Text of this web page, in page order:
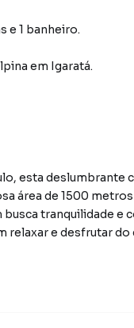
e 1 banheiro.
em Igaratá.
esta deslumbrante
área de 1500
tranquilidade e
e desfrutar do
amplo